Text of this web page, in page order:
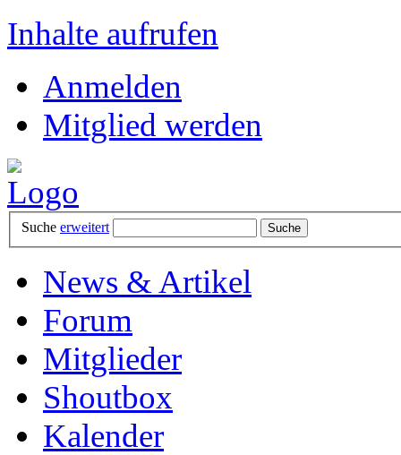
Inhalte aufrufen
Anmelden
Mitglied werden
Suche erweitert
News & Artikel
Forum
Mitglieder
Shoutbox
Kalender